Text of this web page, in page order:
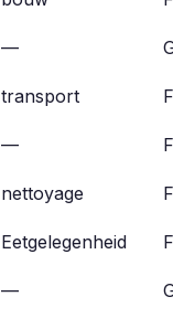
—
transport
—
nettoyage
Eetgelegenheid
—